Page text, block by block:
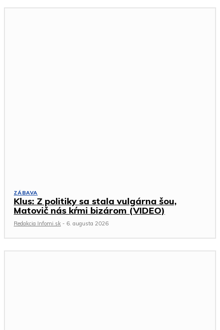
ZÁBAVA
Klus: Z politiky sa stala vulgárna šou,
Matovič nás kŕmi bizárom (VIDEO)
Redakcia Infomi.sk - 6. augusta 2026